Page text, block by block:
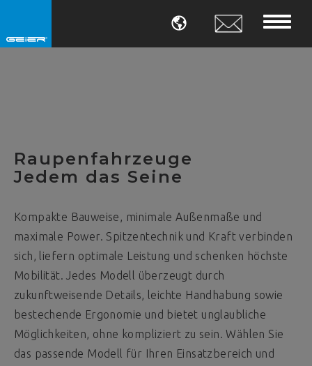
SPRACHE
Raupenfahrzeuge
Jedem das Seine
Kompakte Bauweise, minimale Außenmaße und
maximale Power. Spitzentechnik und Kraft verbinden
sich, liefern optimale Leistung und schenken höchste
Mobilität. Jedes Modell überzeugt durch
zukunftweisende Details, leichte Handhabung sowie
bestechende Ergonomie und bietet unglaubliche
Möglichkeiten, ohne kompliziert zu sein. Wählen Sie
das passende Modell für Ihren Einsatzbereich und